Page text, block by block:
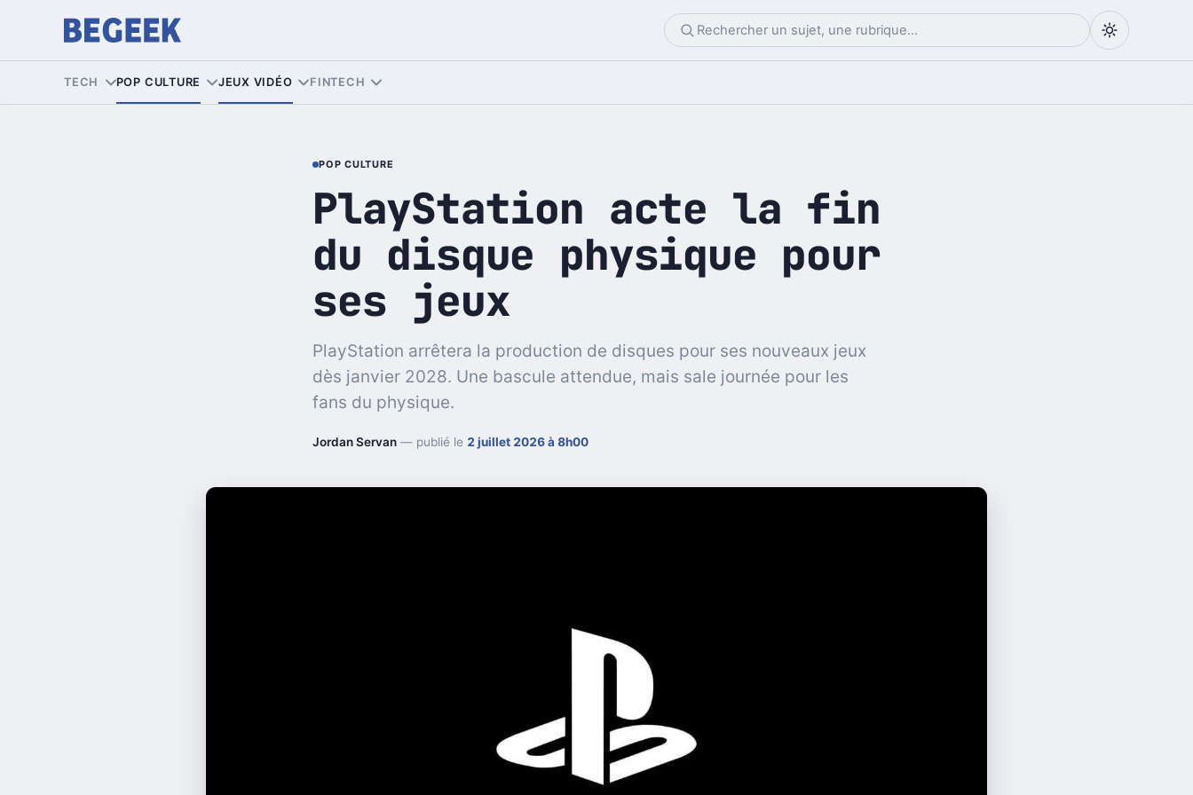
TECH POP CULTURE JEUX VIDÉO FINTECH
POP CULTURE
PlayStation acte la fin
du disque physique pour
ses jeux
PlayStation arrêtera la production de disques pour ses nouveaux jeux
dès janvier 2028. Une bascule attendue, mais sale journée pour les
fans du physique.
Jordan Servan — publié le 2 juillet 2026 à 8h00